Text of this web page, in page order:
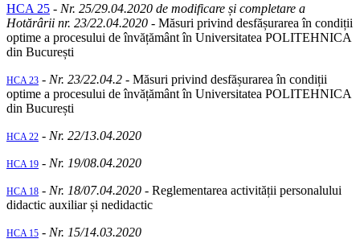
HCA 25 - Nr. 25/29.04.2020 de modificare și completare a
Hotărârii nr. 23/22.04.2020 - Măsuri privind desfășurarea în condiții
optime a procesului de învățământ în Universitatea POLITEHNICA
din București
HCA 23 - Nr. 23/22.04.2 - Măsuri privind desfășurarea în condiții
optime a procesului de învățământ în Universitatea POLITEHNICA
din București
HCA 22 - Nr. 22/13.04.2020
HCA 19 - Nr. 19/08.04.2020
HCA 18 - Nr. 18/07.04.2020 - Reglementarea activității personalului
didactic auxiliar și nedidactic
HCA 15 - Nr. 15/14.03.2020